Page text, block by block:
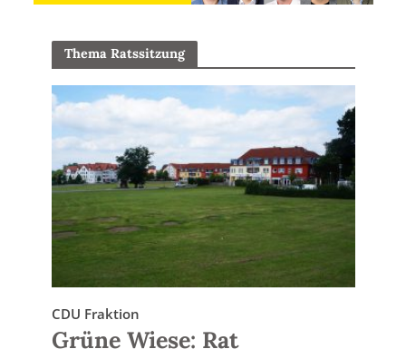
Thema Ratssitzung
CDU Fraktion
Grüne Wiese: Rat